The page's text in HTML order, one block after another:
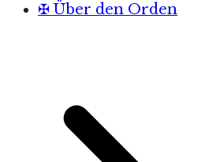
✠ Über den Orden